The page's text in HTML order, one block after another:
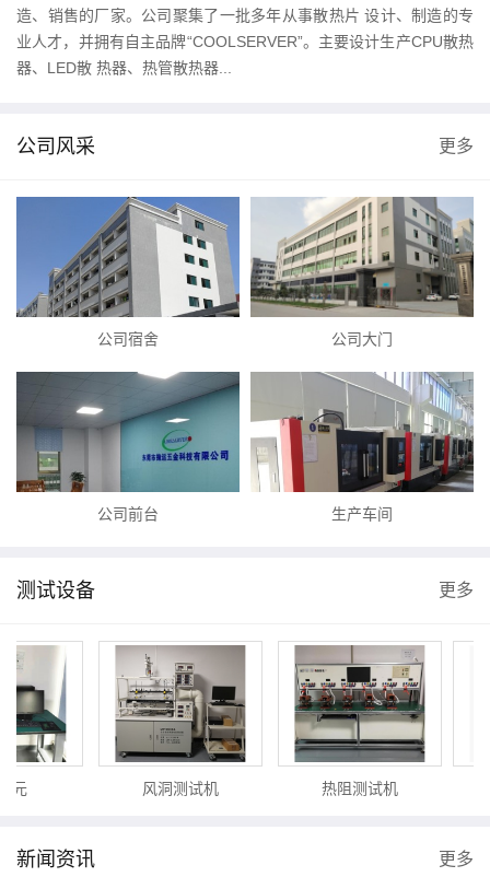
造、销售的厂家。公司聚集了一批多年从事散热片 设计、制造的专
业人才，并拥有自主品牌“COOLSERVER”。主要设计生产CPU散热
器、LED散 热器、热管散热器...
公司风采 更多
公司宿舍 公司大门
公司前台 生产车间
测试设备 更多
风洞测试机 热阻测试机
新闻资讯 更多